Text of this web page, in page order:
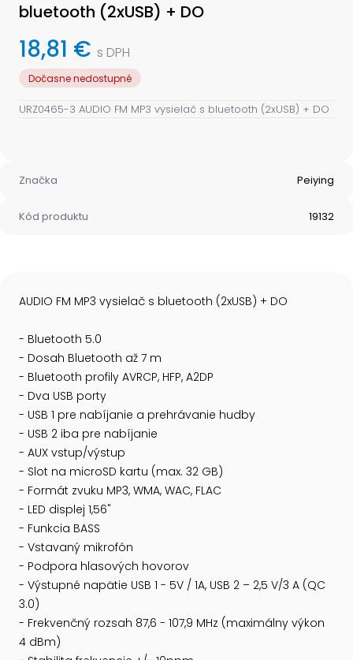
bluetooth (2xUSB) + DO
18,81 € s DPH
Dočasne nedostupné
URZ0465-3 AUDIO FM MP3 vysielač s bluetooth (2xUSB) + DO
Značka Peiying
Kód produktu 19132
AUDIO FM MP3 vysielač s bluetooth (2xUSB) + DO
- Bluetooth 5.0
- Dosah Bluetooth až 7 m
- Bluetooth profily AVRCP, HFP, A2DP
- Dva USB porty
- USB 1 pre nabíjanie a prehrávanie hudby
- USB 2 iba pre nabíjanie
- AUX vstup/výstup
- Slot na microSD kartu (max. 32 GB)
- Formát zvuku MP3, WMA, WAC, FLAC
- LED displej 1,56"
- Funkcia BASS
- Vstavaný mikrofón
- Podpora hlasových hovorov
- Výstupné napätie USB 1 - 5V / 1A, USB 2 – 2,5 V/3 A (QC
3.0)
- Frekvenčný rozsah 87,6 - 107,9 MHz (maximálny výkon
4 dBm)